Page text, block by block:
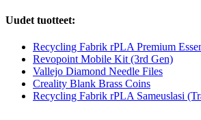
Uudet tuotteet:
Recycling Fabrik rPLA Premium
Revopoint Mobile Kit (3rd Gen)
Vallejo Diamond Needle Files
Creality Blank Brass Coins
Recycling Fabrik rPLA Sameuslasi